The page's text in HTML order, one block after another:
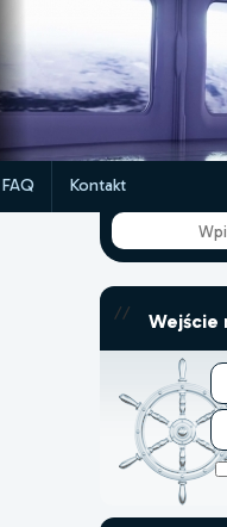
FAQ Kontakt
// Wejście